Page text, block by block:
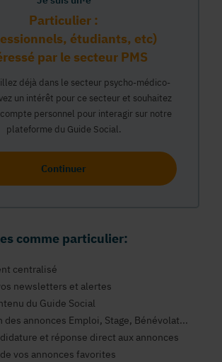
Particulier :
étudiants, etc)
par le secteur PMS
déjà dans le secteur psycho-médico-
un intérêt pour ce secteur et souhaitez
personnel pour interagir sur notre
plateforme du Guide Social.
Continuer
comme particulier:
centralisé
newsletters et alertes
du Guide Social
des annonces Emploi, Stage, Bénévolat...
et réponse direct aux annonces
vos annonces favorites